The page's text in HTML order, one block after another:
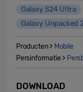
Galaxy S24 Ultra
Galaxy Unpacked
Producten > Mobile
Persinformatie >
DOWNLOAD